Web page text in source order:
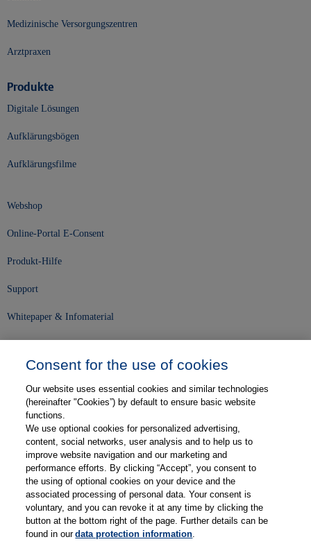
Medizinische Versorgungszentren
Arztpraxen
Produkte
Digitale Lösungen
Aufklärungsbögen
Aufklärungsfilme
Webshop
Online-Portal E-Consent
Produkt-Hilfe
Support
Whitepaper & Infomaterial
Karriere
Kontakt
Web-Semniare
Anwenderberichte
Partner
Consent for the use of cookies
Our website uses essential cookies and similar technologies
(hereinafter "Cookies”) by default to ensure basic website
functions.
We use optional cookies for personalized advertising,
content, social networks, user analysis and to help us to
improve website navigation and our marketing and
performance efforts. By clicking “Accept”, you consent to
the using of optional cookies on your device and the
associated processing of personal data. Your consent is
voluntary, and you can revoke it at any time by clicking the
button at the bottom right of the page. Further details can be
found in ourdata protection information.